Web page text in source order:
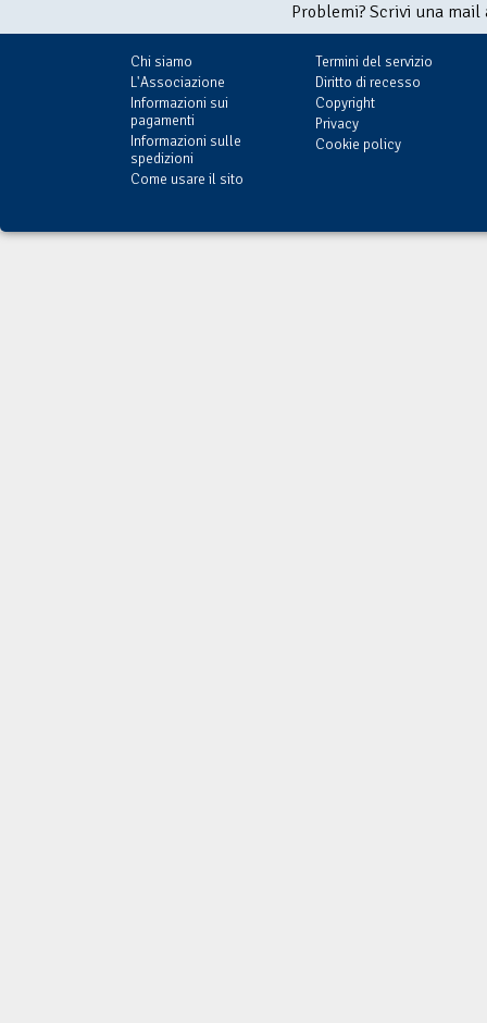
Problemi? Scrivi una
Chi siamo
L'Associazione
Informazioni sui
pagamenti
Informazioni sulle
spedizioni
Come usare il sito
Termini del servizio
Diritto di recesso
Copyright
Privacy
Cookie policy